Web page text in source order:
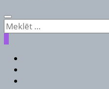
Meklēt: